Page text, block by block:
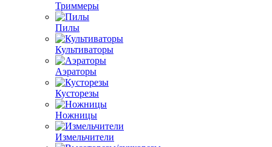
Триммеры
Пилы
Культиваторы
Аэраторы
Кусторезы
Ножницы
Измельчители